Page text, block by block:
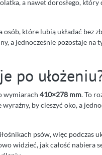
a nawet dorosłego,
które lubią układać bez
a jednocześnie pozostaje na
po
wymiarach 410×278 mm. To
by cieszyć oko, a
psów, więc podczas
widzieć, jak całość nabiera